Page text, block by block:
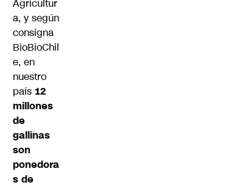
Agricultur
a, y según
consigna
BioBioChil
e, en
nuestro
país 12
millones
de
gallinas
son
ponedora
s de